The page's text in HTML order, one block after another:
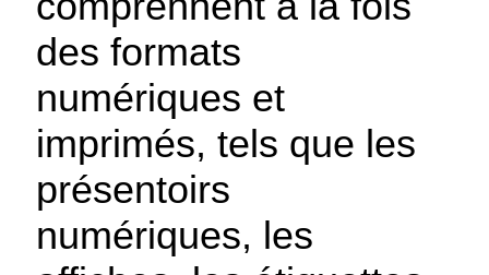
des formats
numériques et
imprimés, tels que les
présentoirs
numériques, les